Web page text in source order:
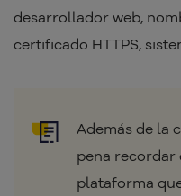
desarrollador web,
certificado HTTPS,
Además de la
pena recordar
plataforma